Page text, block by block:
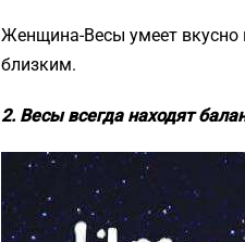
Женщина-Весы умеет вкусно
близким.
2. Весы всегда находят